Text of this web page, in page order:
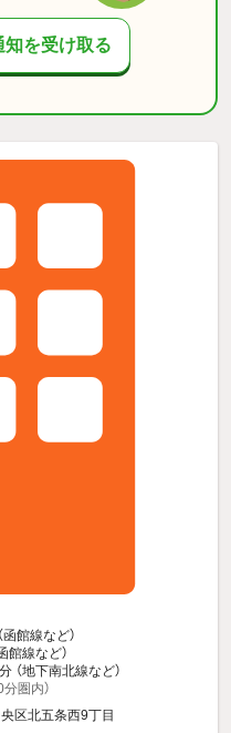
知を受け取る
函館線など）
館線など）
分 （地下南北線など）
圏内）
区北五条西9丁目